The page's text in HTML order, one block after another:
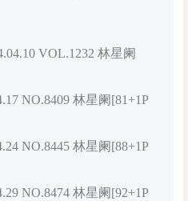
VOL.1232 林星阑
NO.8409 林星阑[81+1P
NO.8445 林星阑[88+1P
NO.8474 林星阑[92+1P